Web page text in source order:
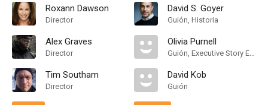
Roxann Dawson
Director
Alex Graves
Director
Tim Southam
Director
David S. Goyer
Guión, Historia
Olivia Purnell
Guión, Executive Story Editor
David Kob
Guión